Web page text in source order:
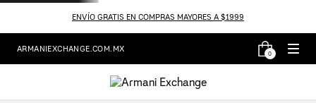
ENVÍO GRATIS EN COMPRAS MAYORES A $1999
ARMANIEXCHANGE.COM.MX 0